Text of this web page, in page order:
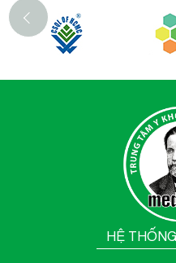
‹
HỆ